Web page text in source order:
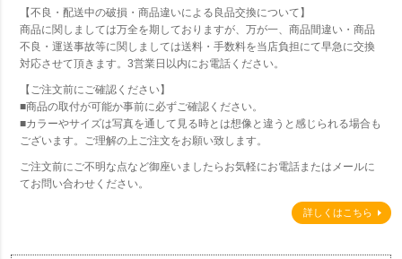
【不良・配送中の破損・商品違いによる良品交換について】
商品に関しましては万全を期しておりますが、万が一、商品間違い・商品
不良・運送事故等に関しましては送料・手数料を当店負担にて早急に交換
対応させて頂きます。3営業日以内にお電話ください。
【ご注文前にご確認ください】
■商品の取付が可能か事前に必ずご確認ください。
■カラーやサイズは写真を通して見る時とは想像と違うと感じられる場合も
ございます。ご理解の上ご注文をお願い致します。
ご注文前にご不明な点など御座いましたらお気軽にお電話またはメールに
てお問い合わせください。
詳しくはこちら